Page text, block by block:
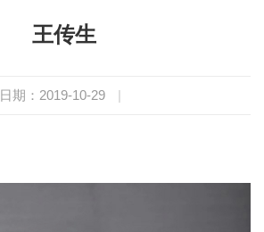
王传生
日期：2019-10-29 |